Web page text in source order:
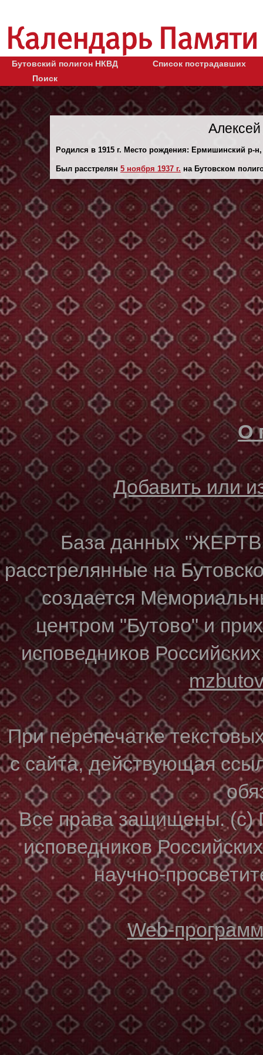
Бутовский полигон НКВД
Список пострадавших
Поиск
Родился в 1915 г. Место рождения: Ермишинский р-
Был расстрелян 5 ноября 1937 г. на Бутовском
О
Добавить или
База данных
расстрелянные на
создается
центром "Бутово" и
исповедников
При перепечатке
с сайта, действующая
Все права защищены. (с)
исповедников
научно-
Web-